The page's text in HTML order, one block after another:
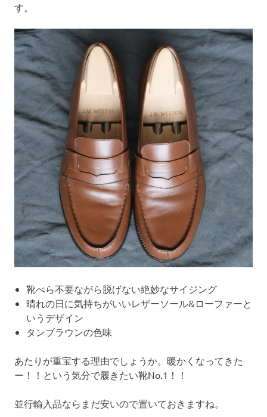
す。
靴べら不要ながら脱げない絶妙なサイジング
晴れの日に気持ちがいいレザーソール&ローファーと
いうデザイン
タンブラウンの色味
あたりが重宝する理由でしょうか。暖かくなってきた
ー！！という気分で履きたい靴No.1！！
並行輸入品ならまだ安いので置いておきますね。